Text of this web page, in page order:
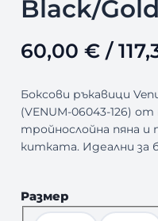
Black/Gold
60,00 €/
Боксови ръкавици
(VENUM-06043-126)
тройнослойна пяна и
китката. Идеални за
Размер